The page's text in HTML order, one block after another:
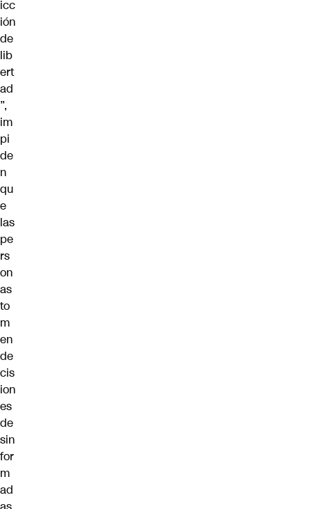
icc
ión
de
lib
ert
ad
”,
im
pi
de
n
qu
e
las
pe
rs
on
as
to
m
en
de
cis
ion
es
de
sin
for
m
ad